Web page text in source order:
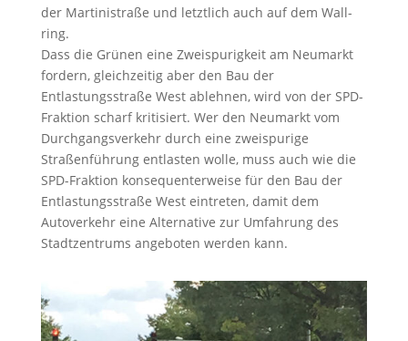
der Martinistraße und letztlich auch auf dem Wall-
ring.
Dass die Grünen eine Zweispurigkeit am Neumarkt
fordern, gleichzeitig aber den Bau der
Entlastungsstraße West ablehnen, wird von der SPD-
Fraktion scharf kritisiert. Wer den Neumarkt vom
Durchgangsverkehr durch eine zweispurige
Straßenführung entlasten wolle, muss auch wie die
SPD-Fraktion konsequenterweise für den Bau der
Entlastungsstraße West eintreten, damit dem
Autoverkehr eine Alternative zur Umfahrung des
Stadtzentrums angeboten werden kann.